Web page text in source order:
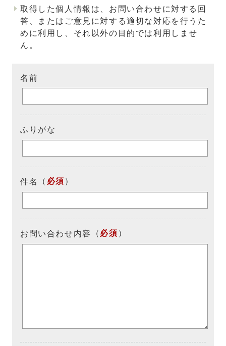
取得した個人情報は、お問い合わせに対する回
答、またはご意見に対する適切な対応を行うた
めに利用し、それ以外の目的では利用しませ
ん。
名前
ふりがな
件名 （ 必須 ）
お問い合わせ内容 （ 必須 ）